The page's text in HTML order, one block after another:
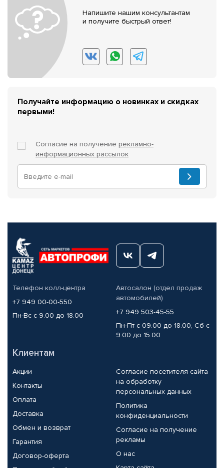
Напишите нашим консультантам
и получите быстрый ответ!
Получайте информацию о новинках и скидках
первыми!
Согласие на получение рекламно-
информационных рассылок
Телефон колл-центра
+7 949 00-00-550
Пн-Вс с 9.00 до 18.00
Автосалон (отдел продаж
автомобилей)
+7 949 503-45-55
Пн-Пт с 09.00 до 18.00, Сб с
9.00 до 15.00
Клиентам
Акции
Контакты
Оплата
Доставка
Обмен и возврат
Гарантия
Договор-оферта
Согласие посетителя сайта
на обработку
персональных данных
Политика
конфиденциальности
Согласие на получение
рекламы
О нас